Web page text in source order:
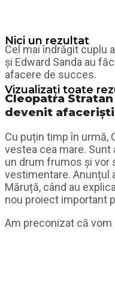
Nici un rezultat
Vizualizați toate
Cel mai îndrăgit cuplu
și Edward Sanda au
afacere de succes.
Cleopatra
devenit afaceriști
Cu puțin timp în urmă,
vestea cea mare. Sunt
un drum frumos și vor
vestimentare. Anunțul
Măruță, când au
nou proiect important
Am preconizat că vom